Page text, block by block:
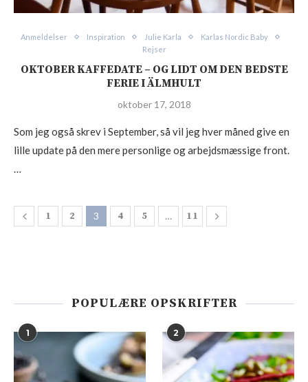
Anmeldelser Inspiration Julie Karla
Karlas Nordic Baby
Rejser
OKTOBER KAFFEDATE – OG LIDT OM DEN BEDSTE
FERIE I ÄLMHULT
oktober 17, 2018
Som jeg også skrev i September, så vil jeg hver måned give en
lille update på den mere personlige og arbejdsmæssige front.
…
1 2 3 4 5 … 11
POPULÆRE OPSKRIFTER
1 2